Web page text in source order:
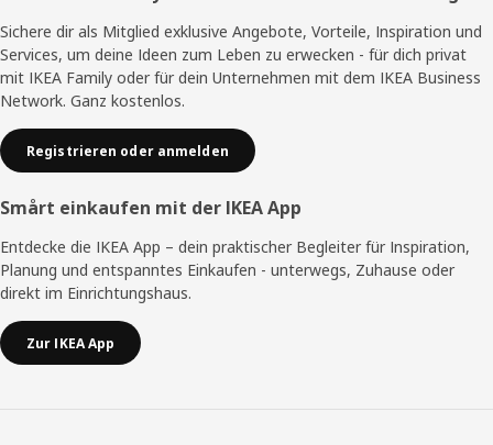
Sichere dir als Mitglied exklusive Angebote, Vorteile, Inspiration und
Services, um deine Ideen zum Leben zu erwecken - für dich privat
mit IKEA Family oder für dein Unternehmen mit dem IKEA Business
Network. Ganz kostenlos.
Registrieren oder anmelden
Smårt einkaufen mit der IKEA App
Entdecke die IKEA App – dein praktischer Begleiter für Inspiration,
Planung und entspanntes Einkaufen - unterwegs, Zuhause oder
direkt im Einrichtungshaus.
Zur IKEA App